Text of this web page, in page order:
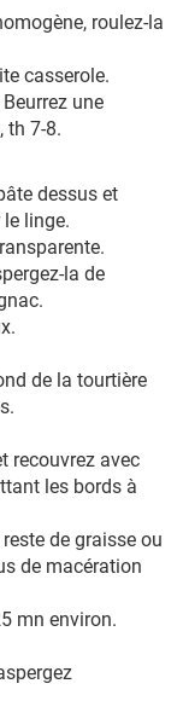
roulez-la
casserole.
une
th 7-8.
dessus et
linge.
la de
de la tourtière
recouvrez avec
les bords à
de graisse ou
de macération
mn environ.